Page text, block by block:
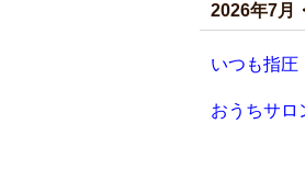
2026年7月
いつも指圧
おうちサロ